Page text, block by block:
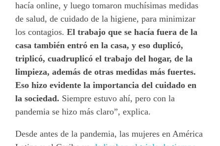
hacía online, y luego tomaron muchísimas medidas
de salud, de cuidado de la higiene, para minimizar
los contagios.El trabajo que se hacía fuera de la
casa también entró en la casa, y eso duplicó,
triplicó, cuadruplicó el trabajo del hogar, de la
limpieza, además de otras medidas más fuertes.
Eso hizo evidente la importancia del cuidado en
la sociedad. Siempre estuvo ahí, pero con la
pandemia se hizo más claro”, explica.
Desde antes de la pandemia, las mujeres en América